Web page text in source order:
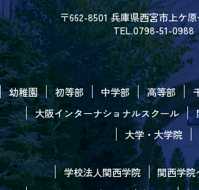
〒662-8501 兵庫県西宮市上ケ
TEL.0798-51-0988
幼稚園 初等部 中学部 高等部
大阪インターナショナルスクール
大学・大学院
学校法人関西学院
関西学